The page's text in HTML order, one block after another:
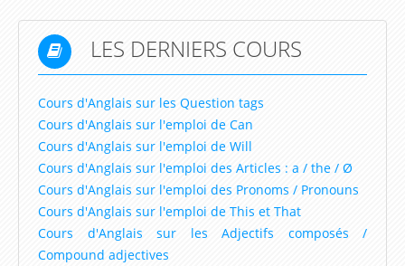
LES DERNIERS COURS
Cours d'Anglais sur les Question tags
Cours d'Anglais sur l'emploi de Can
Cours d'Anglais sur l'emploi de Will
Cours d'Anglais sur l'emploi des Articles : a / the / Ø
Cours d'Anglais sur l'emploi des Pronoms / Pronouns
Cours d'Anglais sur l'emploi de This et That
Cours d'Anglais sur les Adjectifs composés /
Compound adjectives